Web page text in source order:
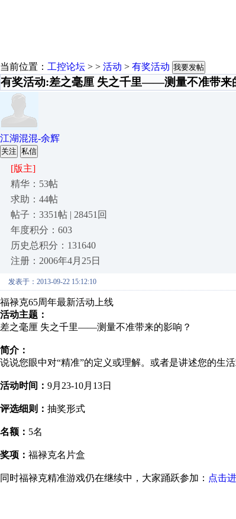
当前位置： 工控论坛 > > 活动 > 有奖活动 我要发帖
有奖活动:差之毫厘 失之千里——测量不准带来
江湖混混-余辉
关注 私信
[版主]
精华：53帖
求助：44帖
帖子：3351帖 | 28451回
年度积分：603
历史总积分：131640
注册：2006年4月25日
发表于：2013-09-22 15:12:10
福禄克65周年最新活动上线
活动主题：
差之毫厘 失之千里——测量不准带来的影响？
简介：
说说您眼中对“精准”的定义或理解。或者是讲述您的生
活动时间： 9月23-10月13日
评选细则： 抽奖形式
名额： 5名
奖项： 福禄克名片盒
同时福禄克精准游戏仍在继续中，大家踊跃参加： 点击